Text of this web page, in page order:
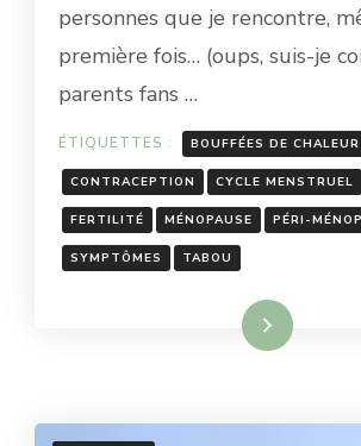
TOUT
QUE
BESOIN
DE
SAVOIR
personnes que je rencontre,
première fois… (oups, suis-je
parents fans …
ÉTIQUETTES : BOUFFÉES DE CHALEUR
CONTRACEPTION CYCLE MENSTRUEL
FERTILITÉ MÉNOPAUSE PÉRI-
SYMPTÔMES TABOU
Lire la suite